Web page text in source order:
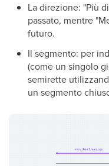
La direzione: "Più
passato, mentre
futuro.
Il segmento: per
(come un singolo
semirette
un segmento